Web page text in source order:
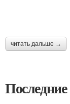
читать дальше →
Последние